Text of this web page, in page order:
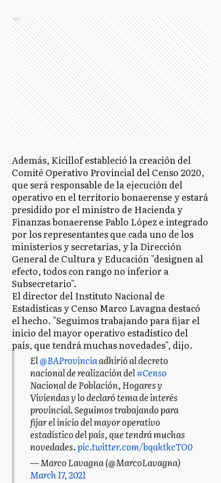
Ads
Además, Kicillof estableció la creación del
Comité Operativo Provincial del Censo 2020,
que será responsable de la ejecución del
operativo en el territorio bonaerense y estará
presidido por el ministro de Hacienda y
Finanzas bonaerense Pablo López e integrado
por los representantes que cada uno de los
ministerios y secretarías, y la Dirección
General de Cultura y Educación "designen al
efecto, todos con rango no inferior a
Subsecretario".
El director del Instituto Nacional de
Estadísticas y Censo Marco Lavagna destacó
el hecho. "Seguimos trabajando para fijar el
inicio del mayor operativo estadístico del
país, que tendrá muchas novedades", dijo.
El@BAProvinciaadhirió al decreto
nacional de realización del#Censo
Nacional de Población, Hogares y
Viviendas y lo declaró tema de interés
provincial. Seguimos trabajando para
fijar el inicio del mayor operativo
estadístico del país, que tendrá muchas
novedades.pic.twitter.com/bqaktkcTO0
— Marco Lavagna (@MarcoLavagna)
March 17, 2021